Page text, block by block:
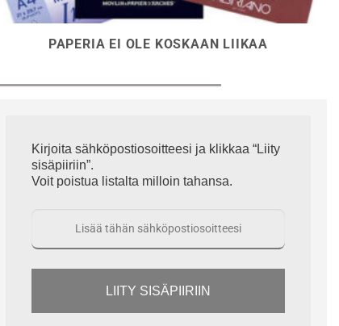
PAPERIA EI OLE KOSKAAN LIIKAA
Kirjoita sähköpostiosoitteesi ja klikkaa “Liity
sisäpiiriin”.
Voit poistua listalta milloin tahansa.
LIITY SISÄPIIRIIN